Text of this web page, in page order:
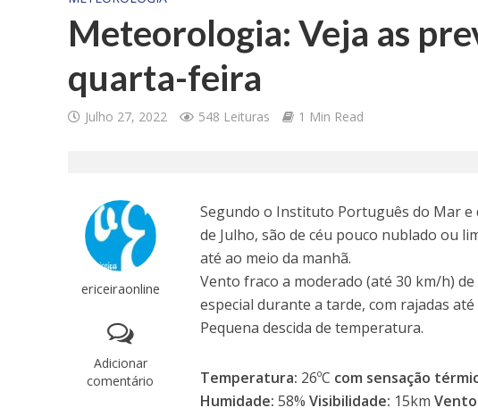
Meteorologia: Veja as
quarta-feira
Julho 27, 2022 548 Leituras 1 Min Read
ericeiraonline
Adicionar
comentário
Segundo o Instituto Português do Mar e
de Julho, são de céu pouco nublado ou
até ao meio da manhã.
Vento fraco a moderado (até 30 km/h)
especial durante a tarde, com rajadas até
Pequena descida de temperatura.
Temperatura: 26ºC com sensação
Humidade: 58%Visibilidade: 15km